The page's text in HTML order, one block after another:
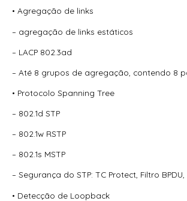
Mbps – Mtp0018
Switch Tp-Link Tl-Sg1016D 16 Portas
Tpn0083
Switch Tp-Link Tl-Sg2428P (Un) Poe+ E 4
Jetstream
Switch Tp-Link Tl-Sg3428 (T1600G-28Ts
Jetstream – Tpn0
Switch Tp-Link Tl-Sl1226P 24 Portas Gigabit
Nao Gerenciavel – Tpn0233
• Agregação de links
– agregação de links estáticos
– LACP 802.3ad
– Até 8 grupos de agregação, contendo 8
• Protocolo Spanning Tree
– 802.1d STP
– 802.1w RSTP
– 802.1s MSTP
– Segurança do STP: TC Protect, Filtro
• Detecção de Loopback